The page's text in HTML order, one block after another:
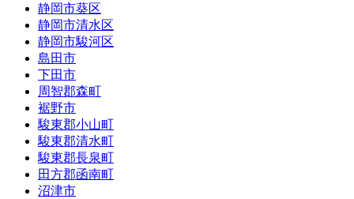
静岡市葵区
静岡市清水区
静岡市駿河区
島田市
下田市
周智郡森町
裾野市
駿東郡小山町
駿東郡清水町
駿東郡長泉町
田方郡函南町
沼津市